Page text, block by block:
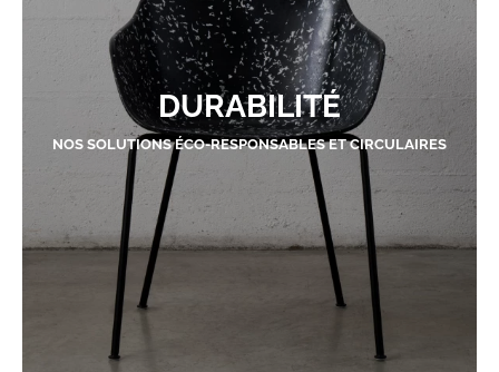
DURABILITÉ
NOS SOLUTIONS ÉCO-RESPONSABLES ET CIRCULAIRES